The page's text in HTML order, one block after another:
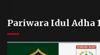
Pariwara Idul Adha